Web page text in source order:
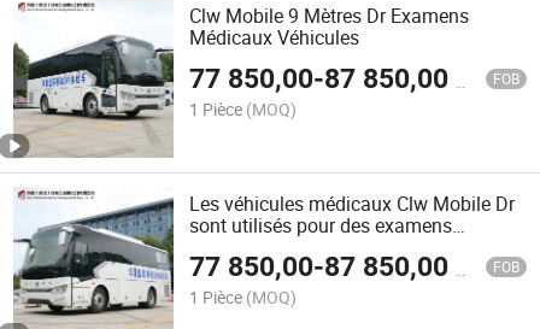
Clw Mobile 9 Mètres Dr Examens
Médicaux Véhicules
77 850,00-87 850,00 FOB
1 Pièce (MOQ)
Les véhicules médicaux Clw Mobile Dr
sont utilisés pour des examens
77 850,00-87 850,00 FOB
1 Pièce (MOQ)